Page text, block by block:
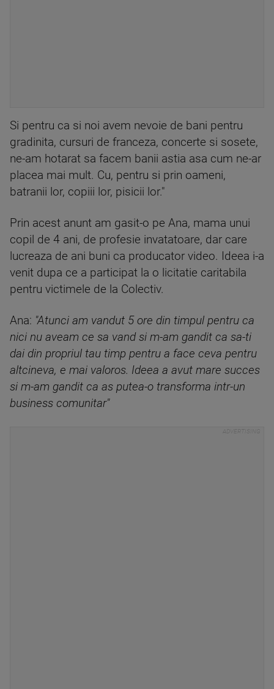
Si pentru ca si noi avem nevoie de bani pentru
gradinita, cursuri de franceza, concerte si sosete,
ne-am hotarat sa facem banii astia asa cum ne-ar
placea mai mult. Cu, pentru si prin oameni,
batranii lor, copiii lor, pisicii lor."
Prin acest anunt am gasit-o pe Ana, mama unui
copil de 4 ani, de profesie invatatoare, dar care
lucreaza de ani buni ca producator video. Ideea i-a
venit dupa ce a participat la o licitatie caritabila
pentru victimele de la Colectiv.
Ana: "Atunci am vandut 5 ore din timpul pentru ca
nici nu aveam ce sa vand si m-am gandit ca sa-ti
dai din propriul tau timp pentru a face ceva pentru
altcineva, e mai valoros. Ideea a avut mare succes
si m-am gandit ca as putea-o transforma intr-un
business comunitar"